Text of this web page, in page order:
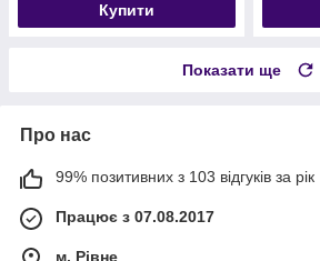
Купити
Показати ще
Про нас
99% позитивних з 103 відгуків за рік
Працює з 07.08.2017
м. Рівне